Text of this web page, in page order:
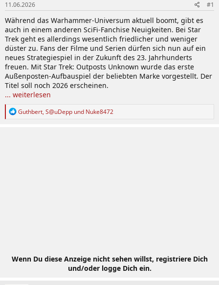
e
r
t
a
m
11.06.2026 #1
Während das Warhammer-Universum aktuell boomt, gibt es
auch in einem anderen SciFi-Fanchise Neuigkeiten. Bei Star
Trek geht es allerdings wesentlich friedlicher und weniger
düster zu. Fans der Filme und Serien dürfen sich nun auf ein
neues Strategiespiel in der Zukunft des 23. Jahrhunderts
freuen. Mit Star Trek: Outposts Unknown wurde das erste
Außenposten-Aufbauspiel der beliebten Marke vorgestellt. Der
Titel soll noch 2026 erscheinen.
... weiterlesen
R
Guthbert, S@uDepp und Nuke8472
Wenn Du diese Anzeige nicht sehen willst, registriere Dich
und/oder logge Dich ein.